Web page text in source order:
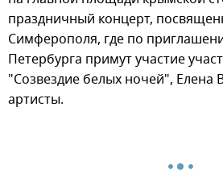
праздничный концерт,
Симферополя, где по
Петербурга примут участие
"Созвездие белых ночей", Елена
артисты.